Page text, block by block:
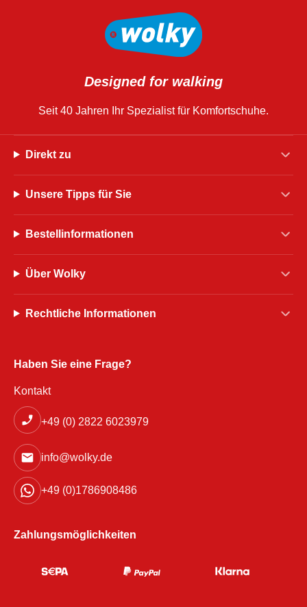
Designed for walking
Seit 40 Jahren Ihr Spezialist für Komfortschuhe.
Direkt zu
Unsere Tipps für Sie
Bestellinformationen
Über Wolky
Rechtliche Informationen
Haben Sie eine Frage?
Kontakt
+49 (0) 2822 6023979
info@wolky.de
+49 (0)1786908486
Zahlungsmöglichkeiten